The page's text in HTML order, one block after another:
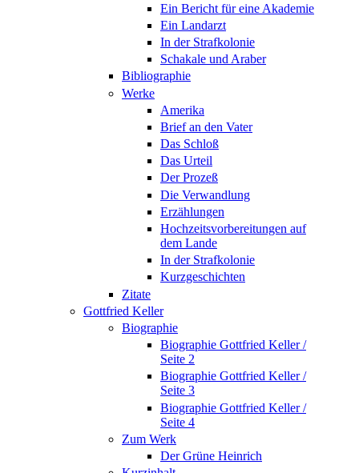
Ein Bericht für eine Akademie
Ein Landarzt
In der Strafkolonie
Schakale und Araber
Bibliographie
Werke
Amerika
Brief an den Vater
Das Schloß
Das Urteil
Der Prozeß
Die Verwandlung
Erzählungen
Hochzeitsvorbereitungen auf
dem Lande
In der Strafkolonie
Kurzgeschichten
Zitate
Gottfried Keller
Biographie
Biographie Gottfried Keller /
Seite 2
Biographie Gottfried Keller /
Seite 3
Biographie Gottfried Keller /
Seite 4
Zum Werk
Der Grüne Heinrich